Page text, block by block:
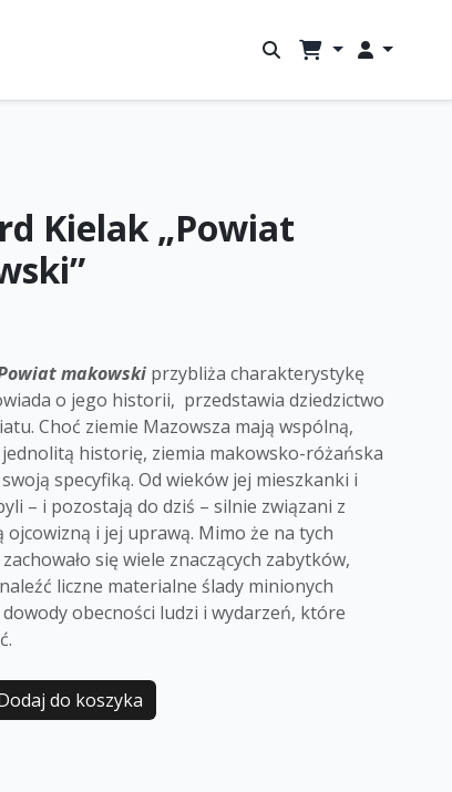
Kielak „Powiat
makowski przybliża charakterystykę
o jego historii, przedstawia dziedzictwo
Choć ziemie Mazowsza mają wspólną,
historię, ziemia makowsko-różańska
specyfiką. Od wieków jej mieszkanki i
– i pozostają do dziś – silnie związani z
ojcowizną i jej uprawą. Mimo że na tych
się wiele znaczących zabytków,
liczne materialne ślady minionych
obecności ludzi i wydarzeń, które
do koszyka